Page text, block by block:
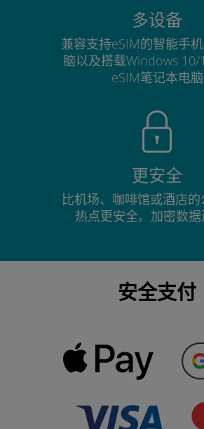
多设备
兼容支持eSIM的智能手
脑以及搭载Windows 10/
eSIM笔记本电脑
更安全
比机场、咖啡馆或酒店的
热点更安全。加密数据
安全支付